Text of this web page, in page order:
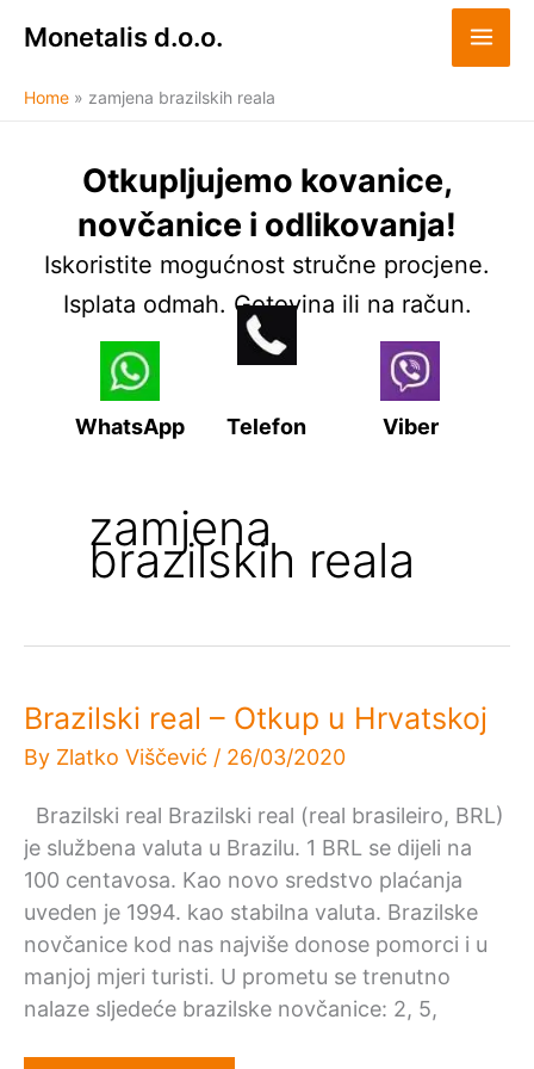
Monetalis d.o.o.
Home zamjena brazilskih reala
Otkupljujemo kovanice,
novčanice i odlikovanja!
Iskoristite mogućnost stručne procjene.
Isplata odmah. Gotovina ili na račun.
WhatsApp Viber
Telefon
zamjena
brazilskih reala
Brazilski real – Otkup u Hrvatskoj
By Zlatko Viščević / 26/03/2020
Brazilski real Brazilski real (real brasileiro, BRL)
je službena valuta u Brazilu. 1 BRL se dijeli na
100 centavosa. Kao novo sredstvo plaćanja
uveden je 1994. kao stabilna valuta. Brazilske
novčanice kod nas najviše donose pomorci i u
manjoj mjeri turisti. U prometu se trenutno
nalaze sljedeće brazilske novčanice: 2, 5,